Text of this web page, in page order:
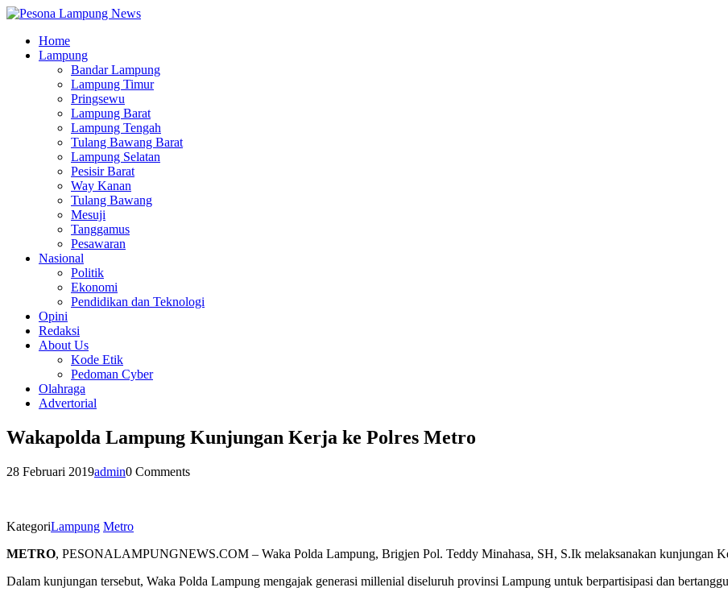
Home
Lampung
Bandar Lampung
Lampung Timur
Pringsewu
Lampung Barat
Lampung Tengah
Tulang Bawang Barat
Lampung Selatan
Pesisir Barat
Way Kanan
Tulang Bawang
Mesuji
Tanggamus
Pesawaran
Nasional
Politik
Ekonomi
Pendidikan dan Teknologi
Opini
Redaksi
About Us
Kode Etik
Pedoman Cyber
Olahraga
Advertorial
Wakapolda Lampung Kunjungan Kerja ke Polres Metro
28 Februari 2019admin0 Comments
KategoriLampung Metro
METRO, PESONALAMPUNGNEWS.COM – Waka Polda Lampung, Brigjen Pol. Teddy Minahasa, SH, S.Ik melaksanakan kunjungan
Dalam kunjungan tersebut, Waka Polda Lampung mengajak generasi millenial diseluruh provinsi Lampung untuk berpartisipasi dan